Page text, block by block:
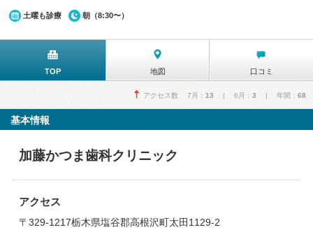
土曜も診療 朝（8:30〜）
TOP 地図 口コミ
アクセス数 7月： 13 | 6月： 3 | 年間： 68
基本情報
加藤かつま歯科クリニック
アクセス
〒329-1217栃木県塩谷郡高根沢町太田1129-2